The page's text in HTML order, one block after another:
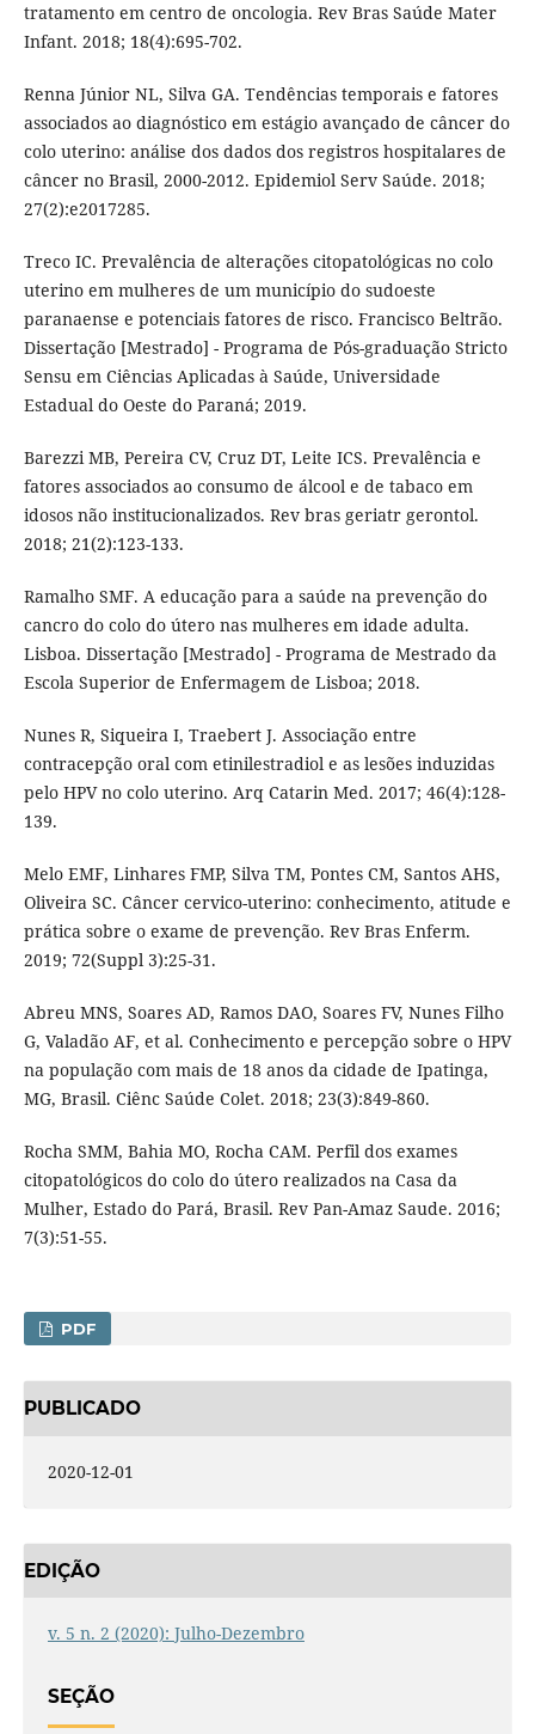
tratamento em centro de oncologia. Rev Bras Saúde Mater
Infant. 2018; 18(4):695-702.
Renna Júnior NL, Silva GA. Tendências temporais e fatores
associados ao diagnóstico em estágio avançado de câncer do
colo uterino: análise dos dados dos registros hospitalares de
câncer no Brasil, 2000-2012. Epidemiol Serv Saúde. 2018;
27(2):e2017285.
Treco IC. Prevalência de alterações citopatológicas no colo
uterino em mulheres de um município do sudoeste
paranaense e potenciais fatores de risco. Francisco Beltrão.
Dissertação [Mestrado] - Programa de Pós-graduação Stricto
Sensu em Ciências Aplicadas à Saúde, Universidade
Estadual do Oeste do Paraná; 2019.
Barezzi MB, Pereira CV, Cruz DT, Leite ICS. Prevalência e
fatores associados ao consumo de álcool e de tabaco em
idosos não institucionalizados. Rev bras geriatr gerontol.
2018; 21(2):123-133.
Ramalho SMF. A educação para a saúde na prevenção do
cancro do colo do útero nas mulheres em idade adulta.
Lisboa. Dissertação [Mestrado] - Programa de Mestrado da
Escola Superior de Enfermagem de Lisboa; 2018.
Nunes R, Siqueira I, Traebert J. Associação entre
contracepção oral com etinilestradiol e as lesões induzidas
pelo HPV no colo uterino. Arq Catarin Med. 2017; 46(4):128-
139.
Melo EMF, Linhares FMP, Silva TM, Pontes CM, Santos AHS,
Oliveira SC. Câncer cervico-uterino: conhecimento, atitude e
prática sobre o exame de prevenção. Rev Bras Enferm.
2019; 72(Suppl 3):25-31.
Abreu MNS, Soares AD, Ramos DAO, Soares FV, Nunes Filho
G, Valadão AF, et al. Conhecimento e percepção sobre o HPV
na população com mais de 18 anos da cidade de Ipatinga,
MG, Brasil. Ciênc Saúde Colet. 2018; 23(3):849-860.
Rocha SMM, Bahia MO, Rocha CAM. Perfil dos exames
citopatológicos do colo do útero realizados na Casa da
Mulher, Estado do Pará, Brasil. Rev Pan-Amaz Saude. 2016;
7(3):51-55.
PDF
PUBLICADO
2020-12-01
EDIÇÃO
v. 5 n. 2 (2020): Julho-Dezembro
SEÇÃO